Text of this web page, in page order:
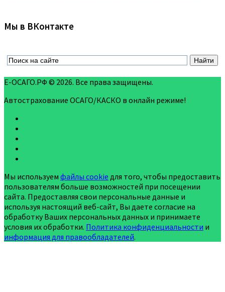
Мы в ВКонтакте
Е-ОСАГО.РФ © 2026. Все права защищены.
Автострахование ОСАГО/КАСКО в онлайн режиме!
Мы используем файлы cookie для того, чтобы предоставить
пользователям больше возможностей при посещении
сайта. Предоставляя свои персональные данные и
используя настоящий веб-сайт, Вы даете согласие на
обработку Ваших персональных данных и принимаете
условия их обработки. Политика конфиденциальности и
информация для правообладателей.